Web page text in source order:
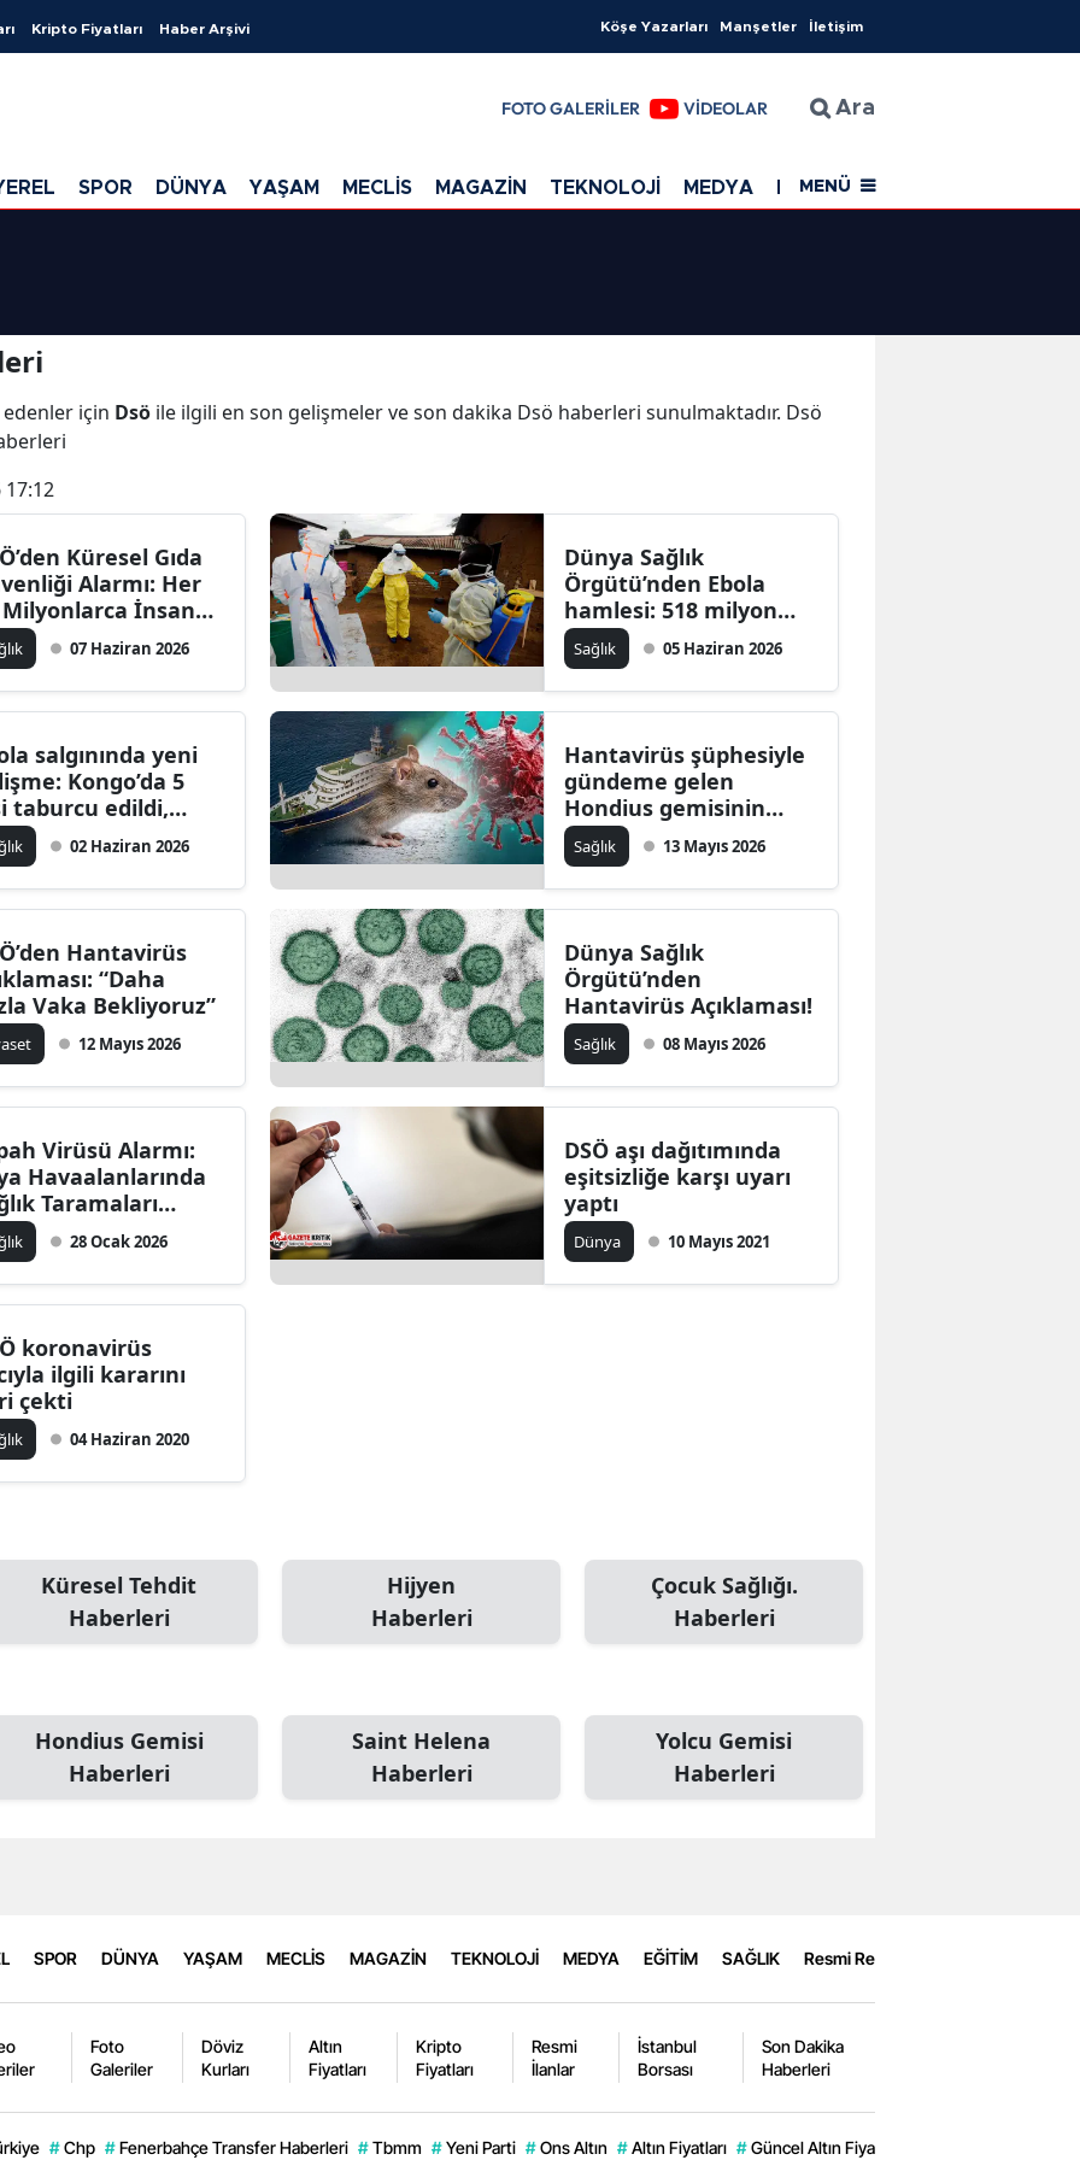
Kripto Fiyatları Haber Arşivi Köşe Yazarları Manşetler İletişim
FOTO GALERİLER VİDEOLAR Ara
SPOR DÜNYA YAŞAM MECLİS MAGAZİN TEKNOLOJİ MEDYA EĞİTİM SAĞLIK
MENÜ
için Dsö ile ilgili en son gelişmeler ve son dakika Dsö haberleri sunulmaktadır. Dsö
17:12
Küresel Gıda
Alarmı: Her
Milyonlarca İnsan
Yüz
Kayıp!
07 Haziran 2026
Dünya Sağlık
Örgütü’nden Ebola
hamlesi: 518 milyon
dolarlık acil plan
açıklandı
Sağlık 05 Haziran 2026
salgınında yeni
Kongo’da 5
taburcu edildi,
ve İtalya’da
vakalar
02 Haziran 2026
Hantavirüs şüphesiyle
gündeme gelen
Hondius gemisinin
rotası: İlk ölüm 11
Nisan’da yaşandı
Sağlık 13 Mayıs 2026
Hantavirüs
“Daha
Vaka Bekliyoruz”
12 Mayıs 2026
Dünya Sağlık
Örgütü’nden
Hantavirüs Açıklaması!
Sağlık 08 Mayıs 2026
Virüsü Alarmı:
Havaalanlarında
Taramaları
28 Ocak 2026
DSÖ aşı dağıtımında
eşitsizliğe karşı uyarı
yaptı
Dünya 10 Mayıs 2021
koronavirüs
ilgili kararını
çekti
04 Haziran 2020
Küresel Tehdit
Haberleri
Hijyen
Haberleri
Çocuk Sağlığı.
Haberleri
Hondius Gemisi
Haberleri
Saint Helena
Haberleri
Yolcu Gemisi
Haberleri
SPOR DÜNYA YAŞAM MECLİS MAGAZİN TEKNOLOJİ MEDYA EĞİTİM SAĞLIK Resmi Reklamlar
Foto
Galeriler
Döviz
Kurları
Altın
Fiyatları
Kripto
Fiyatları
Resmi
İlanlar
İstanbul
Borsası
Son Dakika
Haberleri
# Chp # Fenerbahçe Transfer Haberleri # Tbmm # Yeni Parti # Ons Altın # Altın Fiyatları # Güncel Altın Fiyatları